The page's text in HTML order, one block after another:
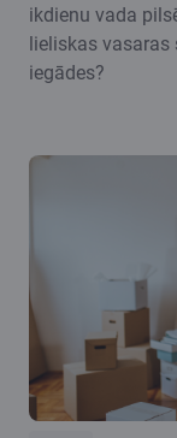
ikdienu vada
lieliskas
iegādes?